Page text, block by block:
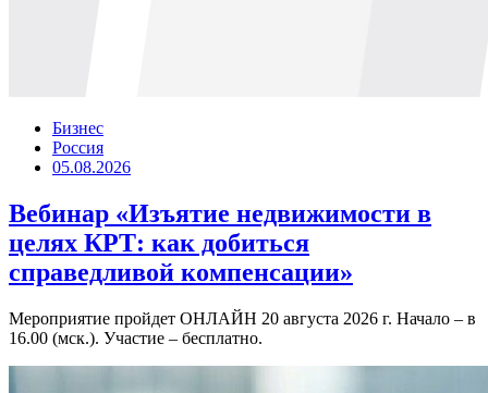
Бизнес
Россия
05.08.2026
Вебинар «Изъятие недвижимости в
целях КРТ: как добиться
справедливой компенсации»
Мероприятие пройдет ОНЛАЙН 20 августа 2026 г. Начало – в
16.00 (мск.). Участие – бесплатно.